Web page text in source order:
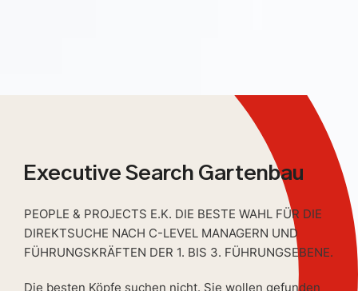
Executive Search Gartenbau
PEOPLE & PROJECTS E.K. DIE BESTE WAHL FÜR DIE
DIREKTSUCHE NACH C-LEVEL MANAGERN UND
FÜHRUNGSKRÄFTEN DER 1. BIS 3. FÜHRUNGSEBENE.
Die besten Köpfe suchen nicht. Sie wollen gefunden